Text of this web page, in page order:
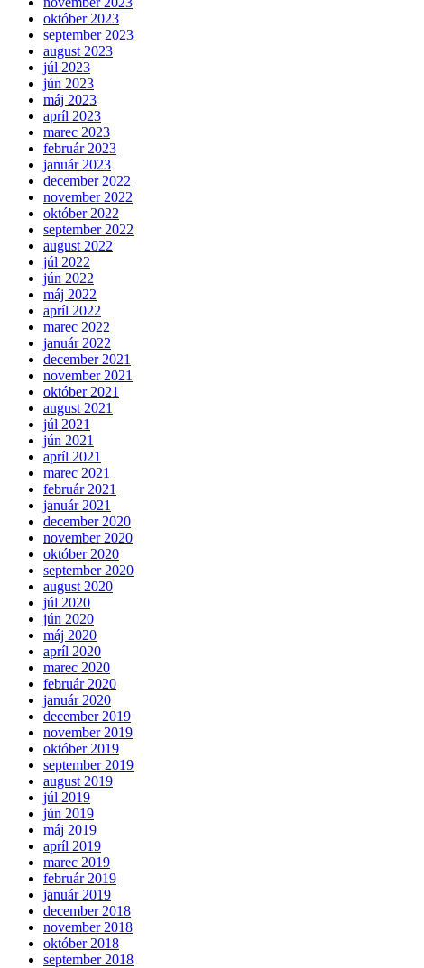
október 2023
september 2023
august 2023
júl 2023
jún 2023
máj 2023
apríl 2023
marec 2023
február 2023
január 2023
december 2022
november 2022
október 2022
september 2022
august 2022
júl 2022
jún 2022
máj 2022
apríl 2022
marec 2022
január 2022
december 2021
november 2021
október 2021
august 2021
júl 2021
jún 2021
apríl 2021
marec 2021
február 2021
január 2021
december 2020
november 2020
október 2020
september 2020
august 2020
júl 2020
jún 2020
máj 2020
apríl 2020
marec 2020
február 2020
január 2020
december 2019
november 2019
október 2019
september 2019
august 2019
júl 2019
jún 2019
máj 2019
apríl 2019
marec 2019
február 2019
január 2019
december 2018
november 2018
október 2018
september 2018